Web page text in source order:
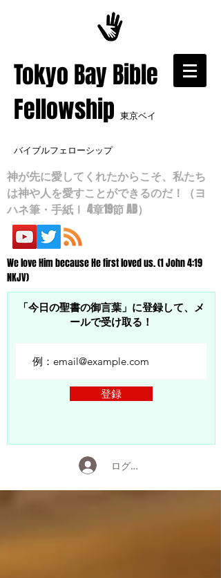
​Tokyo Bay Bible
Fellowship 東京ベイ
バイブルフェローシップ
神が先に愛してくれたからこそ、私たち
は神や人を愛すことができるのだ！（ヨ
ハネ筆・手紙Ⅰ 4章19節 AB）
We love Him because He first loved us. (1 John 4:19
NKJV)
「今日の聖書の御言葉」に登録して、メ
ールで受け取る！
登録
ログイン